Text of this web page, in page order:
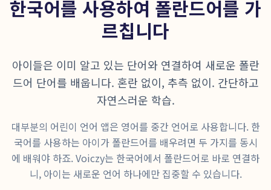
한국어를 사용하여 폴란드어를 가
르칩니다
아이들은 이미 알고 있는 단어와 연결하여 새로운 폴란
드어 단어를 배웁니다. 혼란 없이, 추측 없이. 간단하고
자연스러운 학습.
대부분의 어린이 언어 앱은 영어를 중간 언어로 사용합니다. 한
국어를 사용하는 아이가 폴란드어를 배우려면 두 가지를 동시
에 배워야 하죠. Voiczy는 한국어에서 폴란드어로 바로 연결하
니, 아이는 새로운 언어 하나에만 집중할 수 있습니다.